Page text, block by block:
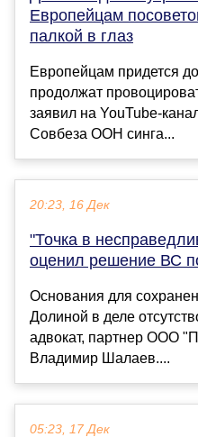
Европейцам
палкой в глаз
Европейцам придется
продолжат
заявил на YouTube-
Совбеза ООН синга...
20:23, 16 Дек
"Точка в
оценил решение ВС
Основания для
Долиной в деле
адвокат, партнер ООО
Владимир Шалаев....
05:23, 17 Дек